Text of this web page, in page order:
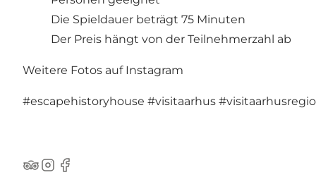
Die Spieldauer beträgt 75 Minuten
Der Preis hängt von der Teilnehmerzahl ab
Weitere Fotos auf Instagram
#escapehistoryhouse #visitaarhus
TripAdvisor
Instagram
Facebook